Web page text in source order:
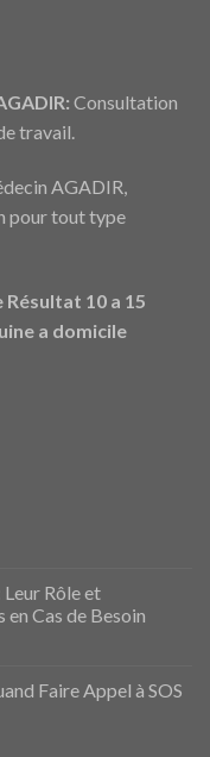
Consultation
travail.
AGADIR,
pour tout type
10 a 15
a domicile
Rôle et
en Cas de Besoin
Faire Appel à SOS